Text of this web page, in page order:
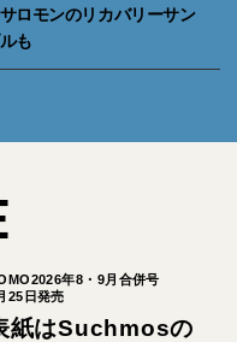
ロモンのリカバリーサン
も
年8・9月合併号
25日発売
紙はSuchmosの